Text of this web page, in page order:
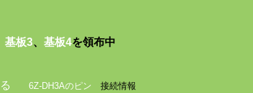
基板3、 基板4を領布中
6Z-DH3Aのピン 接続情報